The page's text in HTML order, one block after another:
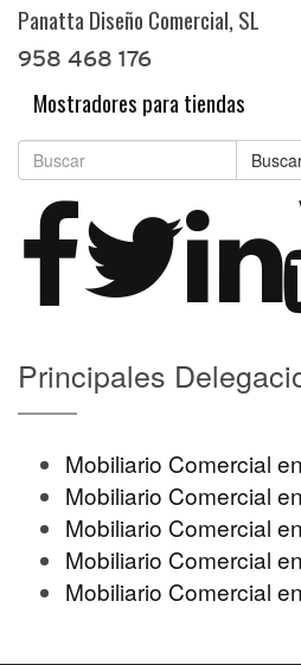
Panatta Diseño Comercial, SL
958 468 176
Mostradores para tiendas
Principales
Mobiliario Comercial
Mobiliario Comercial
Mobiliario Comercial
Mobiliario Comercial
Mobiliario Comercial